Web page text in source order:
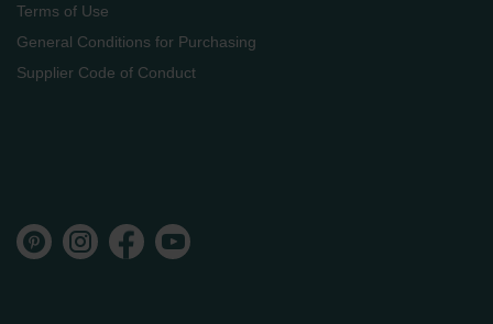
Terms of Use
General Conditions for Purchasing
Supplier Code of Conduct